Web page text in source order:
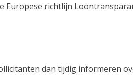
richtlijn
dan tijdig informeren